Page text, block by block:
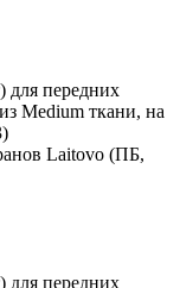
для передних
Medium ткани, на
Laitovo (ПБ,
для передних